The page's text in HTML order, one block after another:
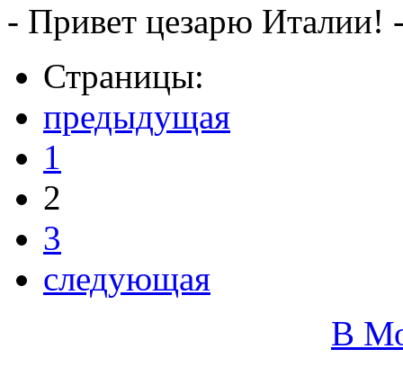
- Привет цезарю Италии!
Страницы:
предыдущая
1
2
3
следующая
В